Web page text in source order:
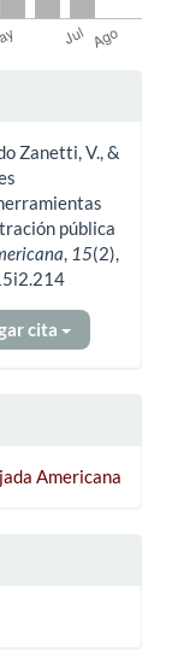
Zanetti, V., &
pública
, 15(2),
cita
Americana